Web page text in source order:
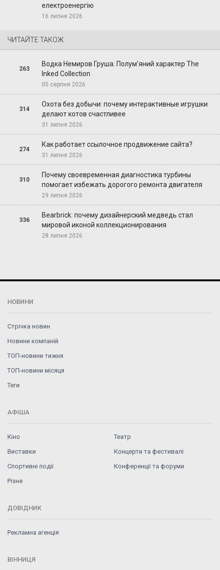
електроенергію
16 липня 2026
ЧИТАЙТЕ ТАКОЖ
263
Водка Немиров Груша: Полум'яний характер The
Inked Collection
05 серпня 2026
314
Охота без добычи: почему интерактивные игрушки
делают котов счастливее
31 липня 2026
274
Как работает ссылочное продвижение сайта?
31 липня 2026
310
Почему своевременная диагностика турбины
помогает избежать дорогого ремонта двигателя
29 липня 2026
336
Bearbrick: почему дизайнерский медведь стал
мировой иконой коллекционирования
28 липня 2026
НОВИНИ
Стрічка новин
Новини компаній
ТОП-новини тижня
ТОП-новини місяця
Теги
АФІША
Кіно
Театр
Виставки
Концерти та фестивалі
Спортивні події
Конференції та форуми
Різне
ДОВІДНИК
Рекламна агенція
ВІННИЦЯ